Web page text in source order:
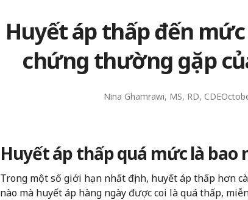
Huyết áp thấp đến
chứng thường gặp
Nina Ghamrawi, MS, RD, CDE
Huyết áp thấp quá mức là bao
Trong một số giới hạn nhất định, huyết áp thấp hơn
nào mà huyết áp hàng ngày được coi là quá thấp,